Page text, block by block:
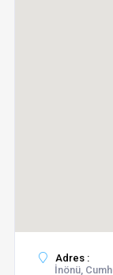
Adres :
İnönü,